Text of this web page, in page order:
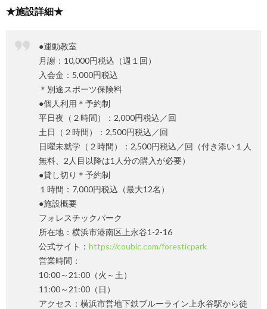
★施設詳細★
●運動教室
月謝：10,000円税込（週１回）
入会金：5,000円税込
＊別途スポーツ保険料
●個人利用＊予約制
平日夜（２時間）：2,000円税込／回
土日（２時間）：2,500円税込／回
日曜未就学（２時間）：2,500円税込／回（付き添い１人
無料、2人目以降は1人分の購入が必要）
●貸し切り＊予約制
１時間：7,000円税込（最大12名）
●施設概要
フォレスチックパーク
所在地：横浜市港南区上永谷1-2-16
公式サイト： https://coubic.com/foresticpark
営業時間：
10:00～21:00（火～土）
11:00～21:00（日）
アクセス：横浜市営地下鉄ブルーライン上永谷駅から徒